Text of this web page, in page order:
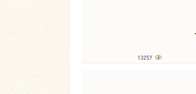
13257
12076 مشاهدة